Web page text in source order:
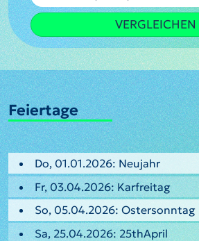
VERGLEICHEN
Feiertage
Do, 01.01.2026: Neujahr
Fr, 03.04.2026: Karfreitag
So, 05.04.2026: Ostersonntag
Sa, 25.04.2026: 25thApril